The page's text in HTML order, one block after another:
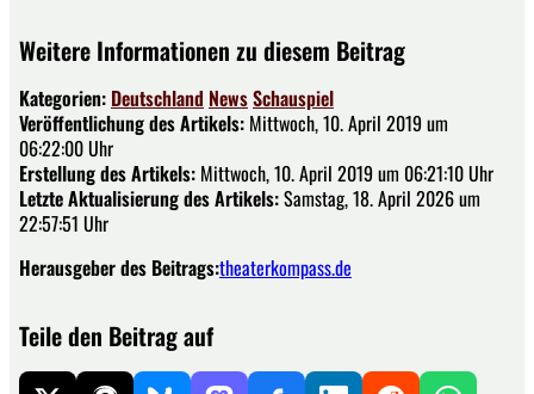
Weitere Informationen zu diesem Beitrag
Kategorien: Deutschland NewsSchauspiel
Veröffentlichung des Artikels: Mittwoch, 10. April 2019 um
06:22:00 Uhr
Erstellung des Artikels: Mittwoch, 10. April 2019 um 06:21:10 Uhr
Letzte Aktualisierung des Artikels:Samstag, 18. April 2026 um
22:57:51 Uhr
Herausgeber des Beitrags:theaterkompass.de
Teile den Beitrag auf